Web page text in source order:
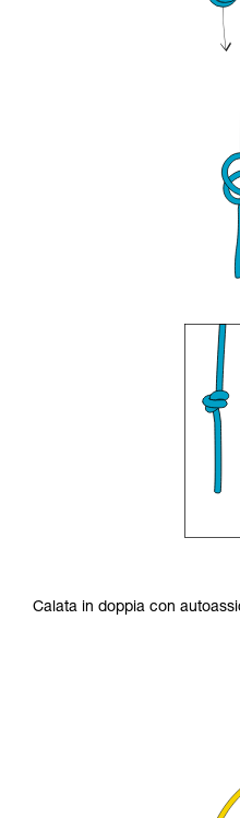
Calata in doppia con